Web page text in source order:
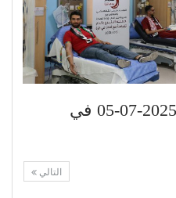
صورة واتساب بتاريخ 2025-07-05 في
التالي